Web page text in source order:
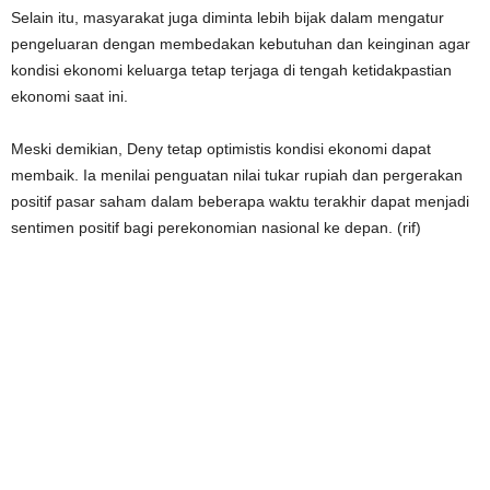
Selain itu, masyarakat juga diminta lebih bijak dalam mengatur
pengeluaran dengan membedakan kebutuhan dan keinginan agar
kondisi ekonomi keluarga tetap terjaga di tengah ketidakpastian
ekonomi saat ini.
Meski demikian, Deny tetap optimistis kondisi ekonomi dapat
membaik. Ia menilai penguatan nilai tukar rupiah dan pergerakan
positif pasar saham dalam beberapa waktu terakhir dapat menjadi
sentimen positif bagi perekonomian nasional ke depan. (rif)